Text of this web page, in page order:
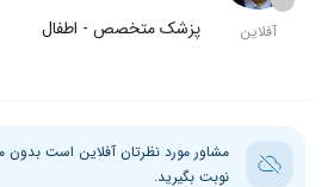
آفلاین
پزشک متخصص - اطفال
مشاور مورد نظرتان آفلاین است بدون
نوبت بگیرید.